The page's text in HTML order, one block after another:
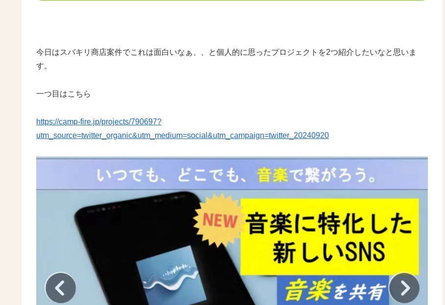
今日はスバキリ商店案件でこれは面白いなぁ、、と個人的に思ったプロジェクトを2つ紹介したいなと思いま
す。
一つ目はこちら
https://camp-fire.jp/projects/790697?
utm_source=twitter_organic&utm_medium=social&utm_campaign=twitter_20240920